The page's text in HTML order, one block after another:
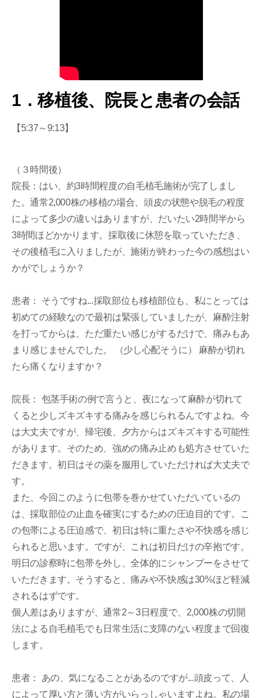
1．移植後、院長と患者の会話
【5:37～9:13】
（３時間後）
院長：はい、約3時間程度の自毛植毛施術が完了しまし
た。通常2,000株の移植の場合、頭皮の状態や脱毛の程度
によって多少の違いはありますが、だいたい2時間半から
3時間ほどかかります。採取後に休憩を取っていただき、
その後植毛に入りましたが、施術が終わった今の感想はい
かがでしょうか？
患者： そうですね...採取部位も移植部位も、私にとっては
初めての経験なので最初は緊張していましたが、麻酔注射
を打ってからは、ただ重たい感じがするだけで、痛みもあ
まり感じませんでした。 （少し心配そうに） 麻酔が切れ
たら痛くなりますか？
院長： 包茎手術の例で言うと、夜になって麻酔が切れて
くると少しズキズキする痛みを感じられるんですよね。今
は大丈夫ですが、帰宅後、夕方からはズキズキする可能性
があります。そのため、強めの痛み止めも処方させていた
だきます。初日はその薬を服用していただければ大丈夫で
す。
また、今回このように包帯を巻かせていただいているの
は、採取部位の止血を確実にするための圧迫目的です。こ
の包帯による圧迫感で、初日は特に重たさや不快感を感じ
られると思います。ですが、これは初日だけの辛抱です。
明日の診察時に包帯を外し、全体的にシャンプーをさせて
いただきます。そうすると、痛みや不快感は30%ほど軽減
されるはずです。
個人差はありますが、通常2～3日程度で、2,000株の切開
法による自毛植毛でも日常生活に支障のない程度まで回復
します。
患者： あの、気になることがあるのですが...頭皮って、人
によって厚い方と薄い方がいらっしゃいますよね。私の場